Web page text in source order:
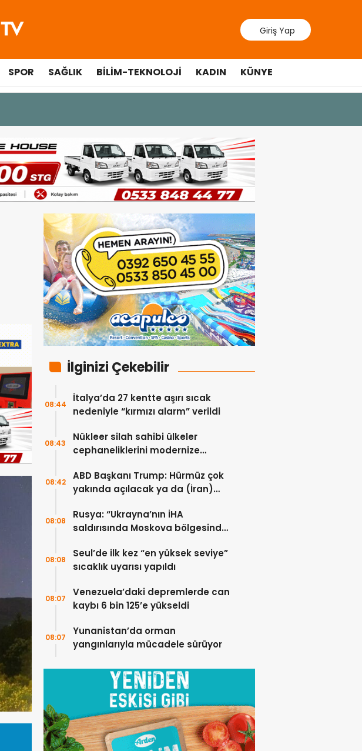
Giriş Yap
SPOR SAĞLIK BILIM-TEKNOLOJI KADIN KÜNYE
İlginizi Çekebilir
İtalya’da 27 kentte aşırı sıcak
nedeniyle “kırmızı alarm” verildi
08:44
Nükleer silah sahibi ülkeler
cephaneliklerini modernize
08:43
ABD Başkanı Trump: Hürmüz çok
yakında açılacak ya da (İran)
08:42
Rusya: “Ukrayna’nın İHA
saldırısında Moskova bölgesinde
08:08
Seul’de ilk kez “en yüksek seviye”
sıcaklık uyarısı yapıldı
08:08
Venezuela’daki depremlerde can
kaybı 6 bin 125’e yükseldi
08:07
Yunanistan’da orman
yangınlarıyla mücadele sürüyor
08:07